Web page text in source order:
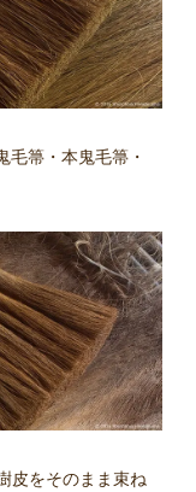
箒・本鬼毛箒・
皮をそのまま束ね